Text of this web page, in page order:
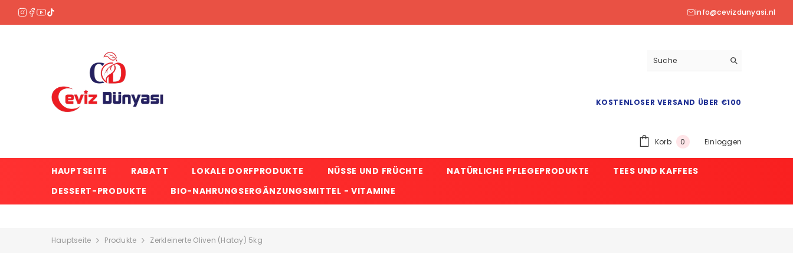
info@cevizdunyasi.nl
KOSTENLOSER VERSAND ÜBER €100
Korb 0 0
Einloggen
HAUPTSEITE RABATT LOKALE DORFPRODUKTE NÜSSE UND FRÜCHTE NATÜRLICHE PFLEGEPRODUKTE
TEES UND KAFFEES
DESSERT-PRODUKTE
BIO-NAHRUNGSERGÄNZUNGSMITTEL - VITAMINE
Hauptseite Produkte Zerkleinerte Oliven (Hatay) 5kg